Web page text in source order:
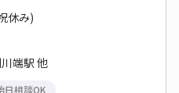
休み)
端駅 他
日相談OK